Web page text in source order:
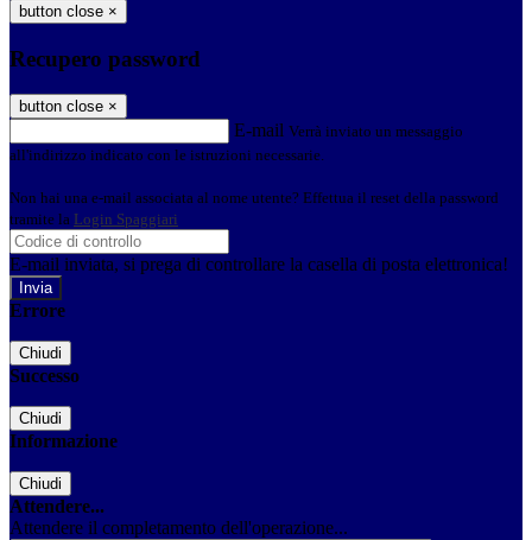
button close ×
Recupero password
button close ×
E-mail Verrà inviato un messaggio
all'indirizzo indicato con le istruzioni necessarie.
Non hai una e-mail associata al nome utente? Effettua il reset della password
tramite la Login Spaggiari
E-mail inviata, si prega di controllare la casella di posta elettronica!
Errore
Chiudi
Successo
Chiudi
Informazione
Chiudi
Attendere...
Attendere il completamento dell'operazione...